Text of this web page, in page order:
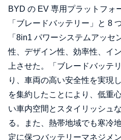
BYD の EV 専用プラットフォ
「ブレードバッテリー」と 8
「8in1 パワーシステムアッセ
性、デザイン性、効率性、イ
上させた。「ブレードバッテ
り、車両の高い安全性を実現
を集約したことにより、低重
い車内空間とスタイリッシュ
る。また、熱帯地域でも寒冷
定に保つバッテリーマネジメ